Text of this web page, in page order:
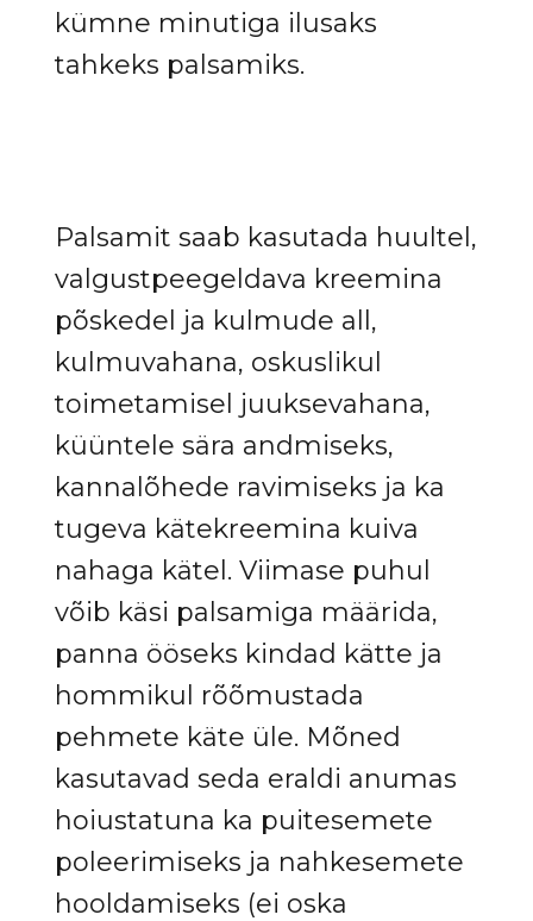
kümne minutiga ilusaks
tahkeks palsamiks.
Palsamit saab kasutada huultel,
valgustpeegeldava kreemina
põskedel ja kulmude all,
kulmuvahana, oskuslikul
toimetamisel juuksevahana,
küüntele sära andmiseks,
kannalõhede ravimiseks ja ka
tugeva kätekreemina kuiva
nahaga kätel. Viimase puhul
võib käsi palsamiga määrida,
panna ööseks kindad kätte ja
hommikul rõõmustada
pehmete käte üle. Mõned
kasutavad seda eraldi anumas
hoiustatuna ka puitesemete
poleerimiseks ja nahkesemete
hooldamiseks (ei oska